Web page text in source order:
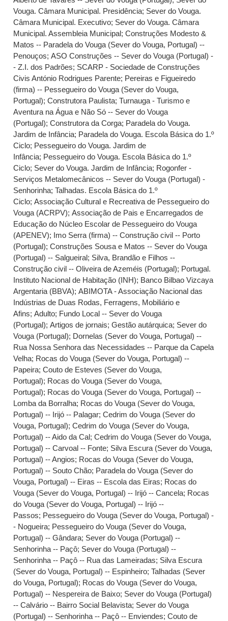
Vouga. Câmara Municipal. Presidência; Sever do Vouga.
Câmara Municipal. Executivo; Sever do Vouga. Câmara
Municipal. Assembleia Municipal;Construções Modesto &
Matos -- Paradela do Vouga (Sever do Vouga, Portugal) --
Penouços;ASO Construções -- Sever do Vouga (Portugal) -
- Z.I. dos Padrões; SCARP - Sociedade de Construções
Civis António Rodrigues Parente; Pereiras e Figueiredo
(firma) -- Pessegueiro do Vouga (Sever do Vouga,
Portugal);Construtora Paulista;Turnauga - Turismo e
Aventura na Água e Não Só -- Sever do Vouga
(Portugal);Construtora da Corga; Paradela do Vouga.
Jardim de Infância; Paradela do Vouga. Escola Básica do 1.º
Ciclo; Pessegueiro do Vouga. Jardim de
Infância; Pessegueiro do Vouga. Escola Básica do 1.º
Ciclo; Sever do Vouga. Jardim de Infância; Rogonfer -
Serviços Metalomecânicos -- Sever do Vouga (Portugal) -
Senhorinha;Talhadas. Escola Básica do 1.º
Ciclo;Associação Cultural e Recreativa de Pessegueiro do
Vouga (ACRPV);Associação de Pais e Encarregados de
Educação do Núcleo Escolar de Pessegueiro do Vouga
(APENEV); Imo Serra (firma) -- Construção civil -- Porto
(Portugal);Construções Sousa e Matos -- Sever do Vouga
(Portugal) -- Salgueiral; Silva, Brandão e Filhos --
Construção civil -- Oliveira de Azeméis (Portugal); Portugal.
Instituto Nacional de Habitação (INH); Banco Bilbao Vizcaya
Argentaria (BBVA);ABIMOTA - Associação Nacional das
Indústrias de Duas Rodas, Ferragens, Mobiliário e
Afins;Adulto; Fundo Local -- Sever do Vouga
(Portugal);Artigos de jornais;Gestão autárquica; Sever do
Vouga (Portugal); Dornelas (Sever do Vouga, Portugal) --
Rua Nossa Senhora das Necessidades -- Parque da Capela
Velha; Rocas do Vouga (Sever do Vouga, Portugal) --
Papeira;Couto de Esteves (Sever do Vouga,
Portugal); Rocas do Vouga (Sever do Vouga,
Portugal); Rocas do Vouga (Sever do Vouga, Portugal) --
Lomba da Borralha; Rocas do Vouga (Sever do Vouga,
Portugal) -- Irijó -- Palagar;Cedrim do Vouga (Sever do
Vouga, Portugal);Cedrim do Vouga (Sever do Vouga,
Portugal) -- Aido da Cal;Cedrim do Vouga (Sever do Vouga,
Portugal) -- Carvoal -- Fonte; Silva Escura (Sever do Vouga,
Portugal) -- Angios; Rocas do Vouga (Sever do Vouga,
Portugal) -- Souto Chão; Paradela do Vouga (Sever do
Vouga, Portugal) -- Eiras -- Escola das Eiras; Rocas do
Vouga (Sever do Vouga, Portugal) -- Irijó -- Cancela; Rocas
do Vouga (Sever do Vouga, Portugal) -- Irijó --
Passos; Pessegueiro do Vouga (Sever do Vouga, Portugal) -
- Nogueira; Pessegueiro do Vouga (Sever do Vouga,
Portugal) -- Gândara; Sever do Vouga (Portugal) --
Senhorinha -- Paçô; Sever do Vouga (Portugal) --
Senhorinha -- Paçô -- Rua das Lameiradas; Silva Escura
(Sever do Vouga, Portugal) -- Espinheiro;Talhadas (Sever
do Vouga, Portugal); Rocas do Vouga (Sever do Vouga,
Portugal) -- Nespereira de Baixo; Sever do Vouga (Portugal)
-- Calvário -- Bairro Social Belavista; Sever do Vouga
(Portugal) -- Senhorinha -- Paçô -- Enviendes;Couto de